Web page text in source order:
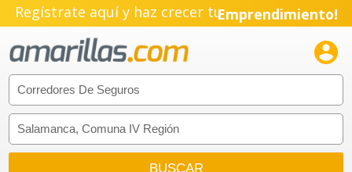
Regístrate aquí y haz crecer tuEmprendimiento!
